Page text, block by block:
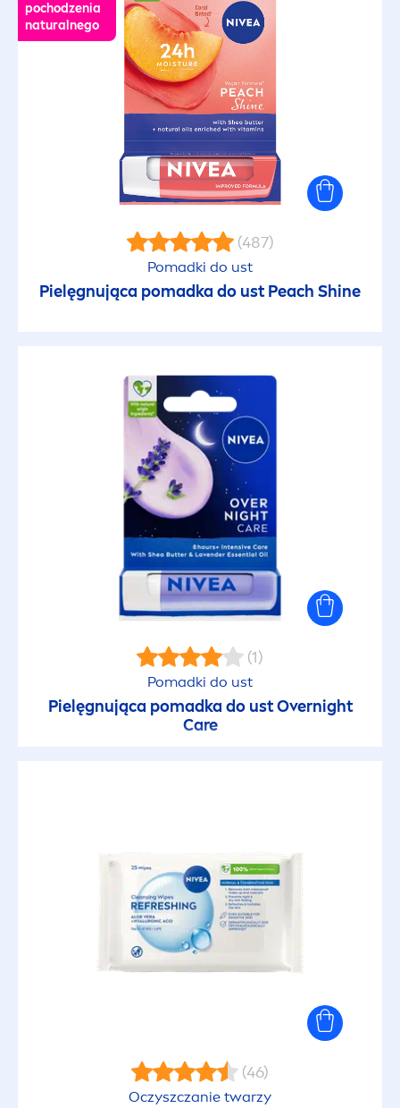
pochodzenia
naturalnego
(487)
Pomadki do ust
Pielęgnująca pomadka do ust Peach Shine
(1)
Pomadki do ust
Pielęgnująca pomadka do ust Overnight
Care
(46)
Oczyszczanie twarzy